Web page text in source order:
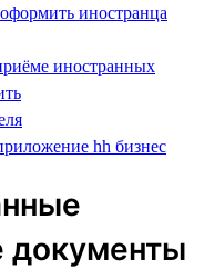
иностранца
иностранных
hh бизнес
документы